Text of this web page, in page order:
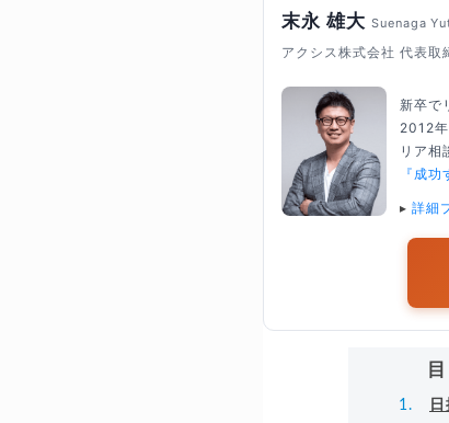
末永 雄大 Suenaga
アクシス株式会社 代表取
新卒で
2012
リア相
『成功
▸ 詳細